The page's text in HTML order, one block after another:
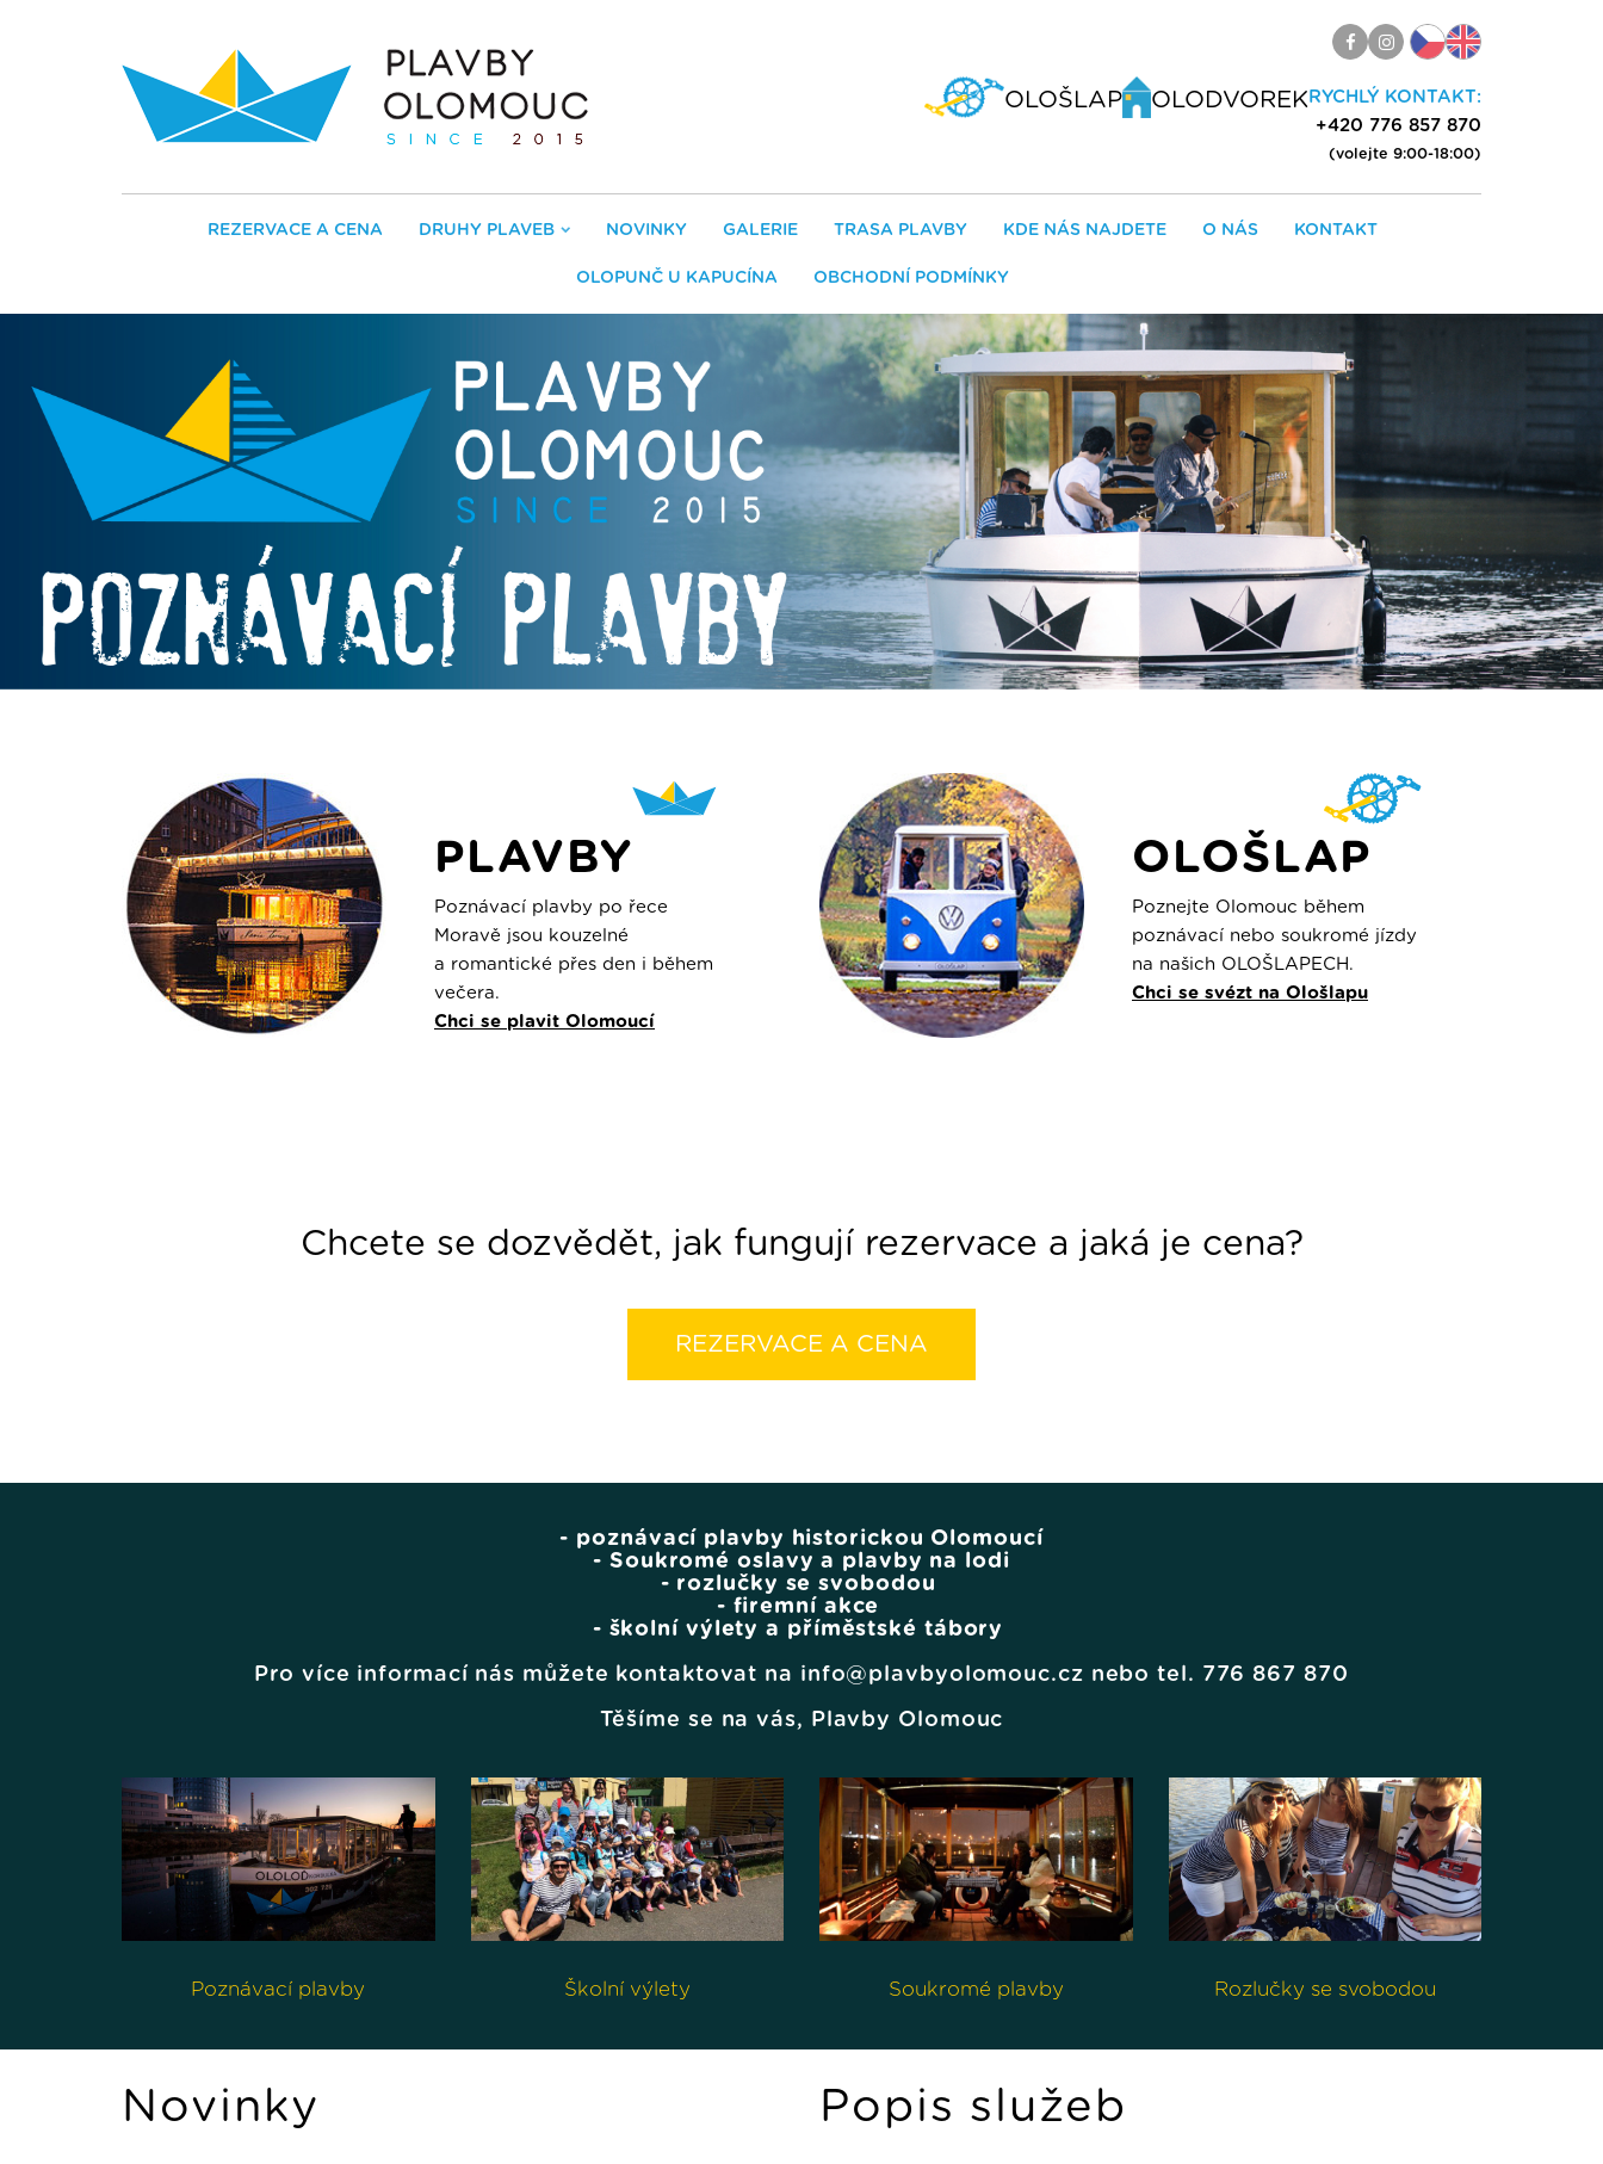
OLOŠLAP OLODVOREKRYCHLÝ KONTAKT:
+420 776 857 870
(volejte 9:00-18:00)
REZERVACE A CENA DRUHY PLAVEB NOVINKY GALERIE TRASA PLAVBY KDE NÁS NAJDETE O NÁS KONTAKT
OLOPUNČ U KAPUCÍNA OBCHODNÍ PODMÍNKY
PLAVBY
Poznávací plavby po řece
Moravě jsou kouzelné
a romantické přes den i během
večera.
Chci se plavit Olomoucí
OLOŠLAP
Poznejte Olomouc během
poznávací nebo soukromé jízdy
na našich OLOŠLAPECH.
Chci se svézt na Ološlapu
Chcete se dozvědět, jak fungují rezervace a jaká je cena?
REZERVACE A CENA
- poznávací plavby historickou Olomoucí
- Soukromé oslavy a plavby na lodi
- rozlučky se svobodou
- firemní akce
- školní výlety a příměstské tábory
Pro více informací nás můžete kontaktovat na info@plavbyolomouc.cz nebo tel. 776 867 870
Těšíme se na vás, Plavby Olomouc
Poznávací plavby Školní výlety Soukromé plavby Rozlučky se svobodou
Novinky Popis služeb